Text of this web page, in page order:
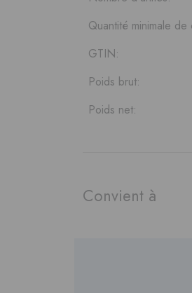
Quantité minimale de
GTIN:
Poids brut:
Poids net:
Convient à